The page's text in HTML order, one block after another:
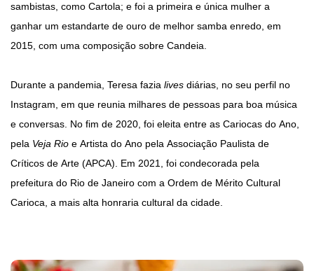
sambistas, como Cartola; e foi a primeira e única mulher a
ganhar um estandarte de ouro de melhor samba enredo, em
2015, com uma composição sobre Candeia.
Durante a pandemia, Teresa fazia lives diárias, no seu perfil no
Instagram, em que reunia milhares de pessoas para boa música
e conversas. No fim de 2020, foi eleita entre as Cariocas do Ano,
pela Veja Rio e Artista do Ano pela Associação Paulista de
Críticos de Arte (APCA). Em 2021, foi condecorada pela
prefeitura do Rio de Janeiro com a Ordem de Mérito Cultural
Carioca, a mais alta honraria cultural da cidade.